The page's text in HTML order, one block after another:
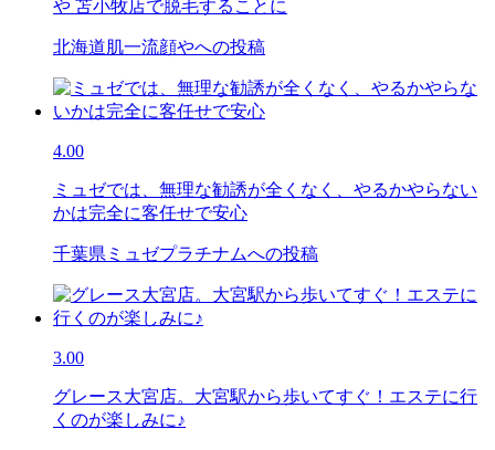
や 苫小牧店で脱毛することに
北海道肌一流顔やへの投稿
4.00
ミュゼでは、無理な勧誘が全くなく、やるかやらない
かは完全に客任せで安心
千葉県ミュゼプラチナムへの投稿
3.00
グレース大宮店。大宮駅から歩いてすぐ！エステに行
くのが楽しみに♪